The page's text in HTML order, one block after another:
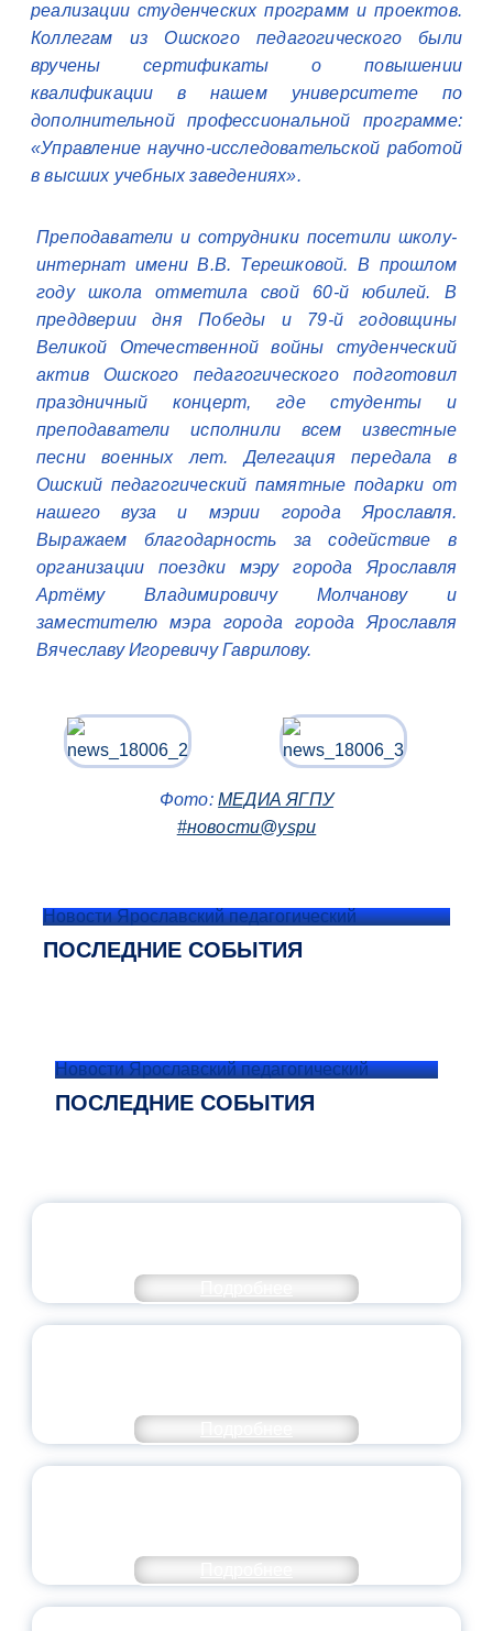
реализации студенческих программ и проектов.
Коллегам из Ошского педагогического были
вручены сертификаты о повышении
квалификации в нашем университете по
дополнительной профессиональной программе:
«Управление научно-исследовательской работой
в высших учебных заведениях».
Преподаватели и сотрудники посетили школу-
интернат имени В.В. Терешковой. В прошлом
году школа отметила свой 60-й юбилей. В
преддверии дня Победы и 79-й годовщины
Великой Отечественной войны студенческий
актив Ошского педагогического подготовил
праздничный концерт, где студенты и
преподаватели исполнили всем известные
песни военных лет. Делегация передала в
Ошский педагогический памятные подарки от
нашего вуза и мэрии города Ярославля.
Выражаем благодарность за содействие в
организации поездки мэру города Ярославля
Артёму Владимировичу Молчанову и
заместителю мэра города города Ярославля
Вячеславу Игоревичу Гаврилову.
Фото:МЕДИА ЯГПУ
#новости@yspu
Новости Ярославский педагогический
ПОСЛЕДНИЕ СОБЫТИЯ
Новости Ярославский педагогический
ПОСЛЕДНИЕ СОБЫТИЯ